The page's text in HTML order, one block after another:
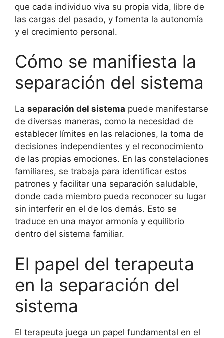
que cada individuo viva su propia vida, libre de
las cargas del pasado, y fomenta la autonomía
y el crecimiento personal.
Cómo se manifiesta la
separación del sistema
La separación del sistema puede manifestarse
de diversas maneras, como la necesidad de
establecer límites en las relaciones, la toma de
decisiones independientes y el reconocimiento
de las propias emociones. En las constelaciones
familiares, se trabaja para identificar estos
patrones y facilitar una separación saludable,
donde cada miembro pueda reconocer su lugar
sin interferir en el de los demás. Esto se
traduce en una mayor armonía y equilibrio
dentro del sistema familiar.
El papel del terapeuta
en la separación del
sistema
El terapeuta juega un papel fundamental en el